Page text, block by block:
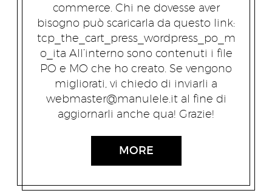
commerce. Chi ne dovesse aver
bisogno può scaricarla da questo link:
tcp_the_cart_press_wordpress_po_m
o_ita All’interno sono contenuti i file
PO e MO che ho creato. Se vengono
migliorati, vi chiedo di inviarli a
webmaster@manulele.ital fine di
aggiornarli anche qua! Grazie!
MORE